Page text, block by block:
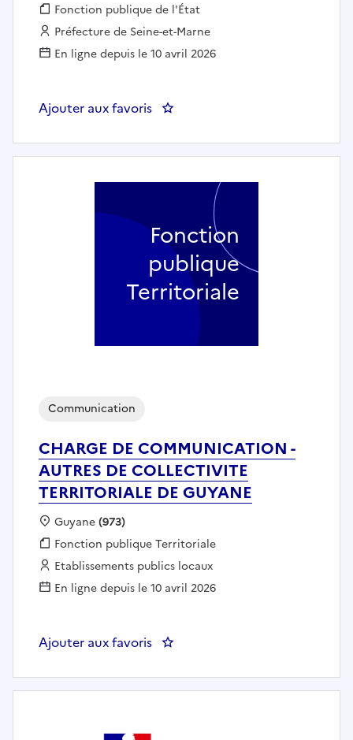
Fonction publique :
Fonction publique de l'État
Employeur :
Préfecture de Seine-et-Marne
En ligne depuis le 10 avril 2026
Ajouter aux favoris : PREF 77 - webmestre /
CHARGE DE COMMUNICATION -
AUTRES DE COLLECTIVITE
TERRITORIALE DE GUYANE
Communication
Localisation :
Guyane(973)
Fonction publique :
Fonction publique Territoriale
Employeur :
Etablissements publics locaux
En ligne depuis le 10 avril 2026
Ajouter aux favoris : CHARGE DE
Fonction
publique
Territoriale